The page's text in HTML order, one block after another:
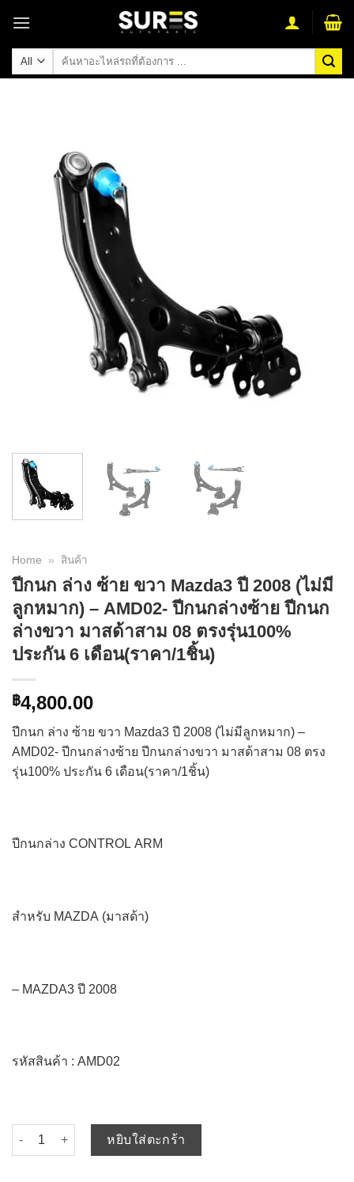
content
ค้นหา:
Home » สินค้า
ปีกนก ล่าง ซ้าย ขวา Mazda3 ปี 2008 (ไม่มี
ลูกหมาก) – AMD02- ปีกนกล่างซ้าย ปีกนก
ล่างขวา มาสด้าสาม 08 ตรงรุ่น100%
ประกัน 6 เดือน(ราคา/1ชิ้น)
฿4,800.00
ปีกนก ล่าง ซ้าย ขวา Mazda3 ปี 2008 (ไม่มีลูกหมาก) –
AMD02- ปีกนกล่างซ้าย ปีกนกล่างขวา มาสด้าสาม 08 ตรง
รุ่น100% ประกัน 6 เดือน(ราคา/1ชิ้น)
ปีกนกล่าง CONTROL ARM
สำหรับ MAZDA (มาสด้า)
– MAZDA3 ปี 2008
รหัสสินค้า : AMD02
จำนวน ปีกนก ล่าง ซ้าย ขวา Mazda3 ปี 2008 (ไม่มีลูกหมาก) -
หยิบใส่ตะกร้า